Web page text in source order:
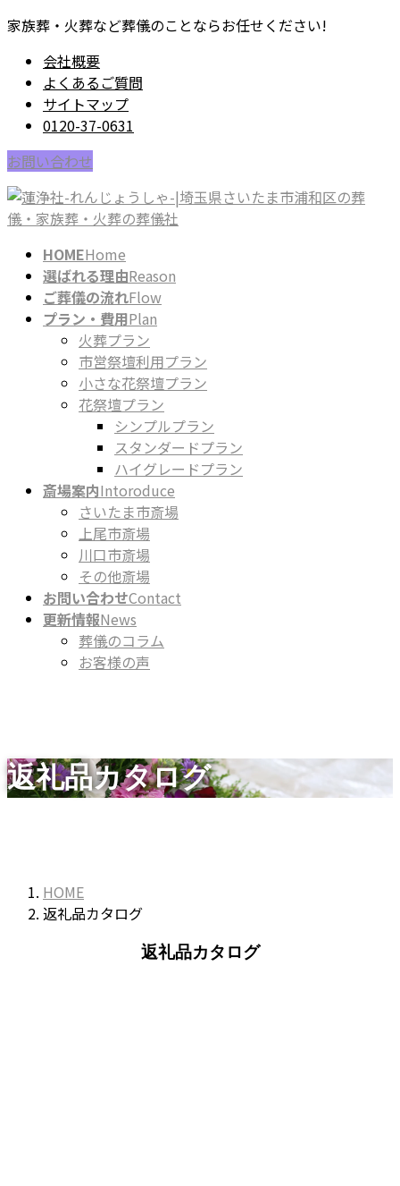
コ
移
動
ナ
ン
に
移
動
家族葬・火葬など葬儀のことならお任せください!
会社概要
よくあるご質問
サイトマップ
0120-37-0631
お問い合わせ
HOMEHome
選ばれる理由Reason
ご葬儀の流れFlow
プラン・費用Plan
火葬プラン
市営祭壇利用プラン
小さな花祭壇プラン
花祭壇プラン
シンプルプラン
スタンダードプラン
ハイグレードプラン
斎場案内Intoroduce
さいたま市斎場
上尾市斎場
川口市斎場
その他斎場
お問い合わせContact
更新情報News
葬儀のコラム
お客様の声
返礼品カタログ
HOME
返礼品カタログ
返礼品カタログ